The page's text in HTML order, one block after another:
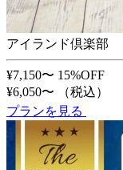
アイランド倶楽部
¥7,150〜 15%OFF
¥6,050〜
（税込）
プランを見る